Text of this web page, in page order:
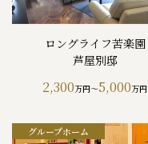
ロングライフ苦楽園
芦屋別邸
2,300万円～5,000万円